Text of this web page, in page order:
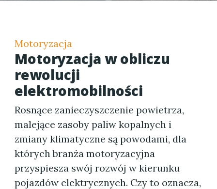
Motoryzacja
Motoryzacja w obliczu
rewolucji
elektromobilności
Rosnące zanieczyszczenie powietrza,
malejące zasoby paliw kopalnych i
zmiany klimatyczne są powodami, dla
których branża motoryzacyjna
przyspiesza swój rozwój w kierunku
pojazdów elektrycznych. Czy to oznacza,